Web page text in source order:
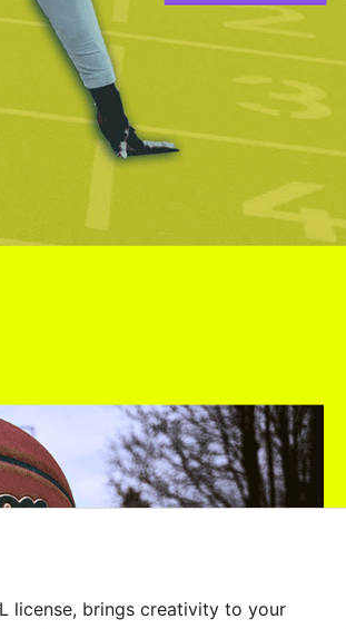
license, brings creativity to your